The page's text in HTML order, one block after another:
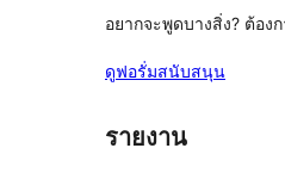
อยากจะพูดบางสิ่ง? ต้อง
ดูฟอรั่มสนับสนุน
รายงาน